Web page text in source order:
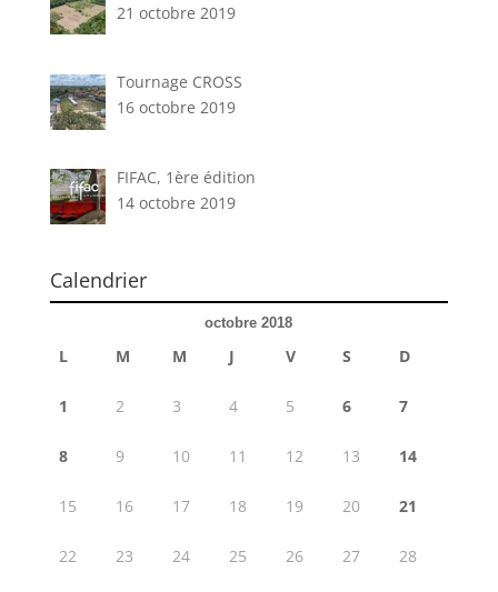
21 octobre 2019
Tournage CROSS
16 octobre 2019
FIFAC, 1ère édition
14 octobre 2019
Calendrier
octobre 2018
L M M J V S D
1 2 3 4 5 6 7
8 9 10 11 12 13 14
15 16 17 18 19 20 21
22 23 24 25 26 27 28